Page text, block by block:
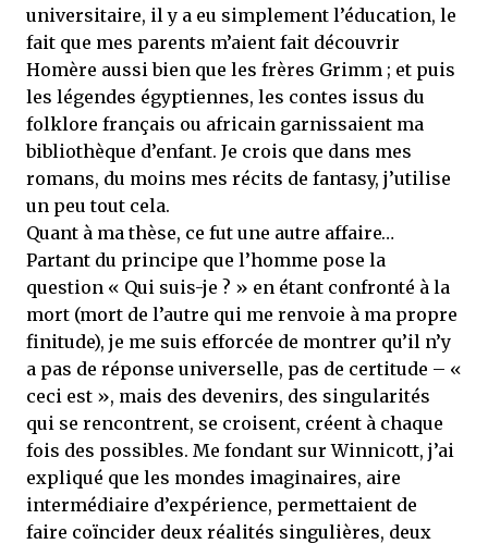
universitaire, il y a eu simplement l’éducation, le
fait que mes parents m’aient fait découvrir
Homère aussi bien que les frères Grimm ; et puis
les légendes égyptiennes, les contes issus du
folklore français ou africain garnissaient ma
bibliothèque d’enfant. Je crois que dans mes
romans, du moins mes récits de fantasy, j’utilise
un peu tout cela.
Quant à ma thèse, ce fut une autre affaire…
Partant du principe que l’homme pose la
question « Qui suis-je ? » en étant confronté à la
mort (mort de l’autre qui me renvoie à ma propre
finitude), je me suis efforcée de montrer qu’il n’y
a pas de réponse universelle, pas de certitude – «
ceci est », mais des devenirs, des singularités
qui se rencontrent, se croisent, créent à chaque
fois des possibles. Me fondant sur Winnicott, j’ai
expliqué que les mondes imaginaires, aire
intermédiaire d’expérience, permettaient de
faire coïncider deux réalités singulières, deux